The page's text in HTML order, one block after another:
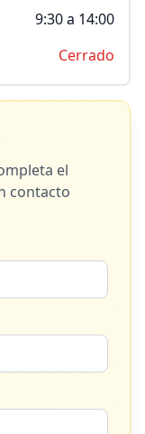
9:30 a 14:00
Cerrado
el
contacto